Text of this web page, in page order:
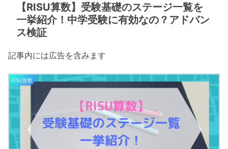
【RISU算数】受験基礎のステージ一覧を
一挙紹介！中学受験に有効なの？アドバン
ス検証
記事内には広告を含みます
RISU算数